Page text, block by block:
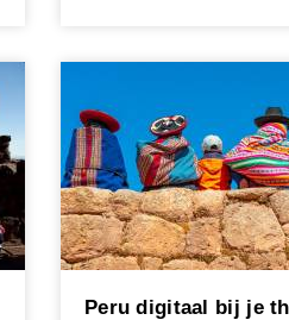
Peru digitaal bij je